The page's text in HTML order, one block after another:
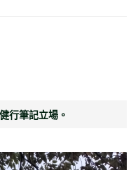
行筆記立場。